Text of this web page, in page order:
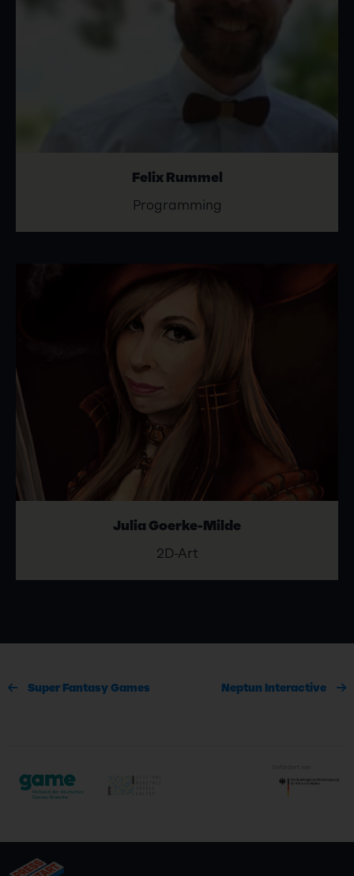
Felix Rummel
Programming
Julia Goerke-Milde
2D-Art
Super Fantasy Games Neptun Interactive